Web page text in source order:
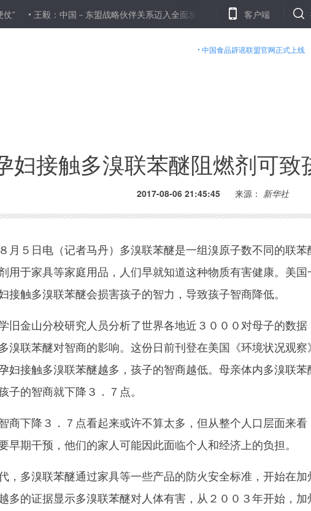
毅：中国－东盟战略伙伴关系迈入全面发展新阶段 北京：2017年底前将建
客户端
中国食品辟谣联盟官网正式上线
妇接触多溴联苯醚阻燃剂可致
2017-08-06 21:45:45 来源： 新华社
５日电（记者马丹）多溴联苯醚是一组溴原子数不同的联苯
用于家具等家庭用品，人们早就知道这种物质有害健康。美国
接触多溴联苯醚会损害孩子的智力，导致孩子智商降低。
金山分校研究人员分析了世界各地近３０００对母子的数据
溴联苯醚对智商的影响。这份日前刊登在美国《环境状况观察
妇接触多溴联苯醚越多，孩子的智商越低。母亲体内多溴联苯
子的智商就下降３．７点。
下降３．７点看起来或许不算太多，但从整个人口层面来看
早期干预，他们的家人可能因此面临个人和经济上的负担。
多溴联苯醚通过家具等一些产品的防火安全标准，开始在加
多的证据显示多溴联苯醚对人体有害，从２００３年开始，加